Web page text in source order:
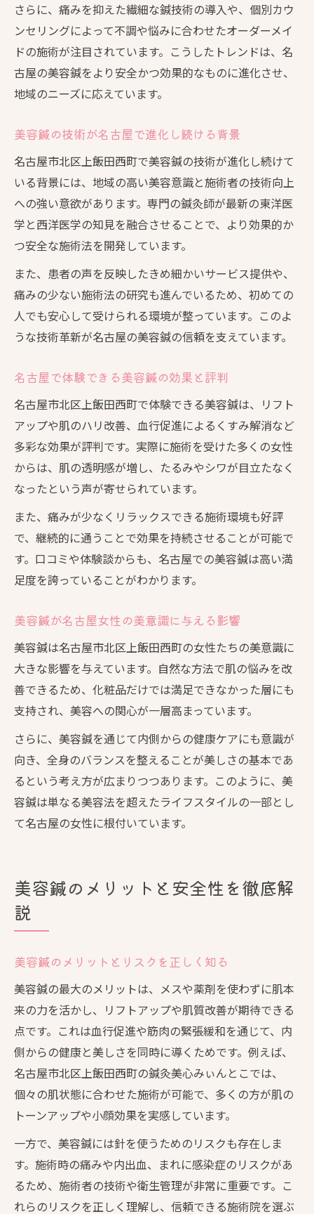
さらに、痛みを抑えた繊細な鍼技術の導入や、個別カウ
ンセリングによって不調や悩みに合わせたオーダーメイ
ドの施術が注目されています。こうしたトレンドは、名
古屋の美容鍼をより安全かつ効果的なものに進化させ、
地域のニーズに応えています。
美容鍼の技術が名古屋で進化し続ける背景
名古屋市北区上飯田西町で美容鍼の技術が進化し続けて
いる背景には、地域の高い美容意識と施術者の技術向上
への強い意欲があります。専門の鍼灸師が最新の東洋医
学と西洋医学の知見を融合させることで、より効果的か
つ安全な施術法を開発しています。
また、患者の声を反映したきめ細かいサービス提供や、
痛みの少ない施術法の研究も進んでいるため、初めての
人でも安心して受けられる環境が整っています。このよ
うな技術革新が名古屋の美容鍼の信頼を支えています。
名古屋で体験できる美容鍼の効果と評判
名古屋市北区上飯田西町で体験できる美容鍼は、リフト
アップや肌のハリ改善、血行促進によるくすみ解消など
多彩な効果が評判です。実際に施術を受けた多くの女性
からは、肌の透明感が増し、たるみやシワが目立たなく
なったという声が寄せられています。
また、痛みが少なくリラックスできる施術環境も好評
で、継続的に通うことで効果を持続させることが可能で
す。口コミや体験談からも、名古屋での美容鍼は高い満
足度を誇っていることがわかります。
美容鍼が名古屋女性の美意識に与える影響
美容鍼は名古屋市北区上飯田西町の女性たちの美意識に
大きな影響を与えています。自然な方法で肌の悩みを改
善できるため、化粧品だけでは満足できなかった層にも
支持され、美容への関心が一層高まっています。
さらに、美容鍼を通じて内側からの健康ケアにも意識が
向き、全身のバランスを整えることが美しさの基本であ
るという考え方が広まりつつあります。このように、美
容鍼は単なる美容法を超えたライフスタイルの一部とし
て名古屋の女性に根付いています。
美容鍼のメリットと安全性を徹底解
説
美容鍼のメリットとリスクを正しく知る
美容鍼の最大のメリットは、メスや薬剤を使わずに肌本
来の力を活かし、リフトアップや肌質改善が期待できる
点です。これは血行促進や筋肉の緊張緩和を通じて、内
側からの健康と美しさを同時に導くためです。例えば、
名古屋市北区上飯田西町の鍼灸美心みぃんとこでは、
個々の肌状態に合わせた施術が可能で、多くの方が肌の
トーンアップや小顔効果を実感しています。
一方で、美容鍼には針を使うためのリスクも存在しま
す。施術時の痛みや内出血、まれに感染症のリスクがあ
るため、施術者の技術や衛生管理が非常に重要です。こ
れらのリスクを正しく理解し、信頼できる施術院を選ぶ